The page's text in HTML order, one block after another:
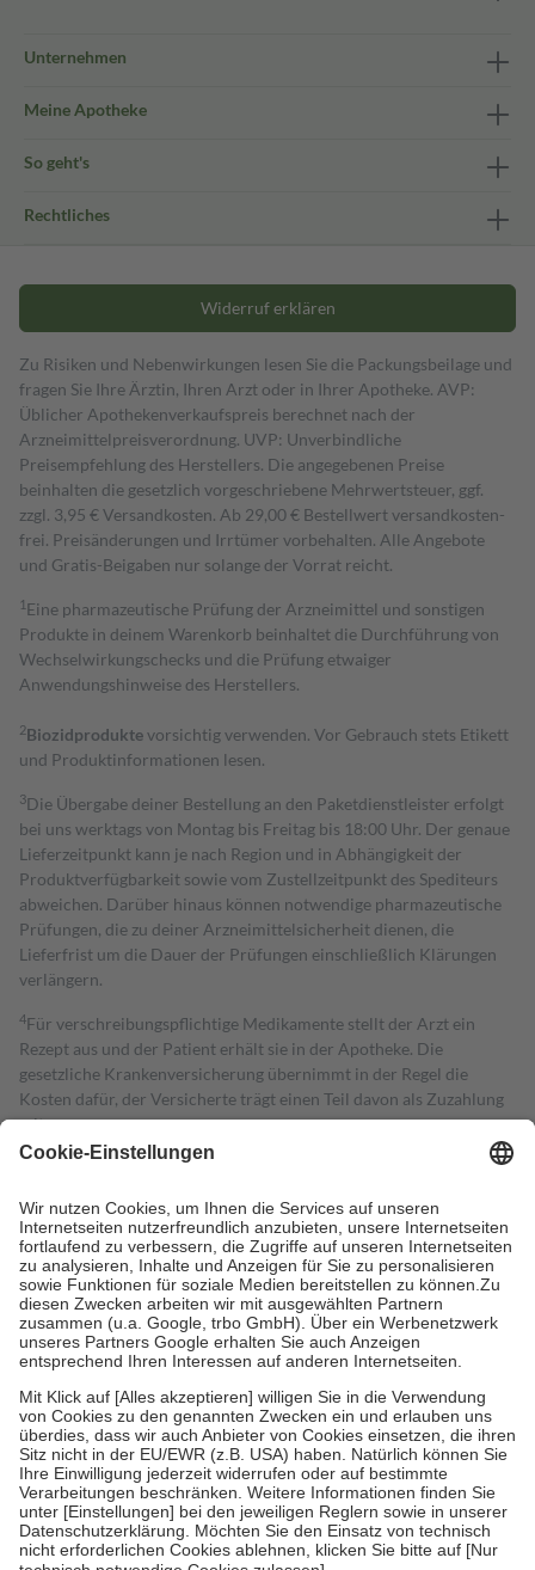
Unternehmen
Meine Apotheke
So geht's
Rechtliches
Widerruf erklären
Zu Risiken und Nebenwirkungen lesen Sie die Packungsbeilage und
fragen Sie Ihre Ärztin, Ihren Arzt oder in Ihrer Apotheke. AVP:
Üblicher Apothekenverkaufspreis berechnet nach der
Arzneimittelpreisverordnung. UVP: Unverbindliche
Preisempfehlung des Herstellers. Die angegebenen Preise
beinhalten die gesetzlich vorgeschriebene Mehrwertsteuer, ggf.
zzgl. 3,95 € Versandkosten. Ab 29,00 € Bestell­wert versand­kosten­
frei. Preisänderungen und Irrtümer vorbehalten. Alle Angebote
und Gratis-Beigaben nur solange der Vorrat reicht.
1 Eine pharmazeutische Prüfung der Arzneimittel und sonstigen
Produkte in deinem Warenkorb beinhaltet die Durchführung von
Wechselwirkungschecks und die Prüfung etwaiger
Anwendungshinweise des Herstellers.
2Biozidproduktevorsichtig verwenden. Vor Gebrauch stets Etikett
und Produktinformationen lesen.
3Die Übergabe deiner Bestellung an den Paketdienstleister erfolgt
bei uns werktags von Montag bis Freitag bis 18:00 Uhr. Der genaue
Lieferzeitpunkt kann je nach Region und in Abhängigkeit der
Produktverfügbarkeit sowie vom Zustellzeitpunkt des Spediteurs
abweichen. Darüber hinaus können notwendige pharmazeutische
Prüfungen, die zu deiner Arzneimittelsicherheit dienen, die
Lieferfrist um die Dauer der Prüfungen einschließlich Klärungen
verlängern.
4Für verschreibungspflichtige Medikamente stellt der Arzt ein
Rezept aus und der Patient erhält sie in der Apotheke. Die
gesetzliche Krankenversicherung übernimmt in der Regel die
Kosten dafür, der Versicherte trägt einen Teil davon als Zuzahlung
mit.
Grundsätzlich leisten Mitglieder Zuzahlungen in Höhe von zehn
höchstens zehn Euro.
Es sind jedoch nie mehr als die tatsächlichen
Kosten der Leistung zu entrichten.
Diese Regeln gelten grundsätzlich auch für Online-Apotheken.
Bei Heilmitteln und häuslicher Krankenpflege beträgt die
Zuzahlung zehn Prozent der Kosten sowie zehn Euro je
Verordnung.
Um das Engagement der Versicherten für ihre eigene Gesundheit zu
stärken und die besondere Stellung der Familie zu unterstützen,
fallenkeine Zuzahlungenan bei:
• Kindern und Jugendlichen bis zum vollendeten 18. Lebensjahr
mit Ausnahme der Fahrkosten
• Untersuchungen zur Vorsorge und Früherkennung, die von der
GKV getragen werden
• empfohlenen Schutzimpfungen
• Harn- und Blutteststreifen